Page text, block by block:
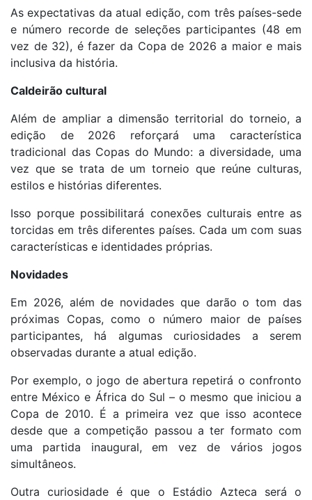
As expectativas da atual edição, com três países-sede
e número recorde de seleções participantes (48 em
vez de 32), é fazer da Copa de 2026 a maior e mais
inclusiva da história.
Caldeirão cultural
Além de ampliar a dimensão territorial do torneio, a
edição de 2026 reforçará uma característica
tradicional das Copas do Mundo: a diversidade, uma
vez que se trata de um torneio que reúne culturas,
estilos e histórias diferentes.
Isso porque possibilitará conexões culturais entre as
torcidas em três diferentes países. Cada um com suas
características e identidades próprias.
Novidades
Em 2026, além de novidades que darão o tom das
próximas Copas, como o número maior de países
participantes, há algumas curiosidades a serem
observadas durante a atual edição.
Por exemplo, o jogo de abertura repetirá o confronto
entre México e África do Sul – o mesmo que iniciou a
Copa de 2010. É a primeira vez que isso acontece
desde que a competição passou a ter formato com
uma partida inaugural, em vez de vários jogos
simultâneos.
Outra curiosidade é que o Estádio Azteca será o